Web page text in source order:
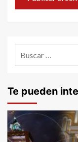
Te pueden